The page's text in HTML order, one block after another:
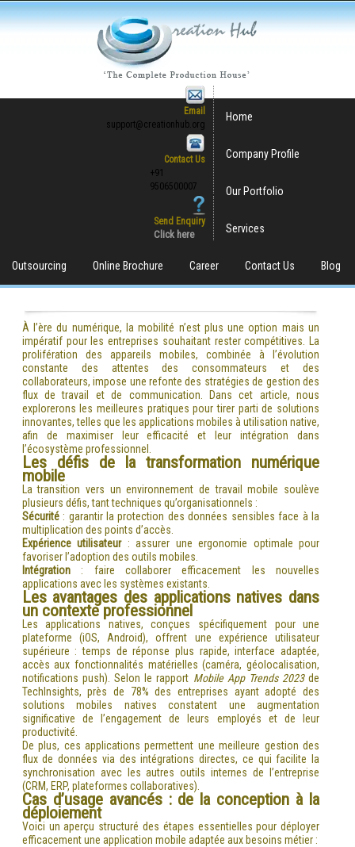
Email
support@creationhub.org
Contact Us
+91
9506500007
Send Enquiry
Click here
Home
Company Profile
Our Portfolio
Services
Outsourcing Online Brochure Career Contact Us Blog
À l’ère du numérique, la mobilité n’est plus une option mais un
impératif pour les entreprises souhaitant rester compétitives. La
prolifération des appareils mobiles, combinée à l’évolution
constante des attentes des consommateurs et des
collaborateurs, impose une refonte des stratégies de gestion des
flux de travail et de communication. Dans cet article, nous
explorerons les meilleures pratiques pour tirer parti de solutions
innovantes, telles que les applications mobiles à utilisation native,
afin de maximiser leur efficacité et leur intégration dans
l’écosystème professionnel.
Les défis de la transformation numérique
mobile
La transition vers un environnement de travail mobile soulève
plusieurs défis, tant techniques qu’organisationnels :
Sécurité: garantir la protection des données sensibles face à la
multiplication des points d’accès.
Expérience utilisateur: assurer une ergonomie optimale pour
favoriser l’adoption des outils mobiles.
Intégration: faire collaborer efficacement les nouvelles
applications avec les systèmes existants.
Les avantages des applications natives dans
un contexte professionnel
Les applications natives, conçues spécifiquement pour une
plateforme (iOS, Android), offrent une expérience utilisateur
supérieure : temps de réponse plus rapide, interface adaptée,
accès aux fonctionnalités matérielles (caméra, géolocalisation,
notifications push). Selon le rapport Mobile App Trends 2023de
TechInsights, près de 78% des entreprises ayant adopté des
solutions mobiles natives constatent une augmentation
significative de l’engagement de leurs employés et de leur
productivité.
De plus, ces applications permettent une meilleure gestion des
flux de données via des intégrations directes, ce qui facilite la
synchronisation avec les autres outils internes de l’entreprise
(CRM, ERP, plateformes collaboratives).
Cas d’usage avancés : de la conception à la
déploiement
Voici un aperçu structuré des étapes essentielles pour déployer
efficacement une application mobile adaptée aux besoins métier :